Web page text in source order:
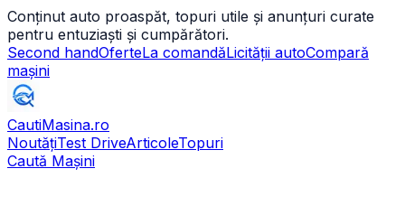
Conținut auto proaspăt, topuri utile și anunțuri curate
pentru entuziaști și cumpărători.
Second handOferteLa comandăLicității autoCompară
mașini
CautiMasina.ro
NoutățiTest DriveArticoleTopuri
Caută Mașini